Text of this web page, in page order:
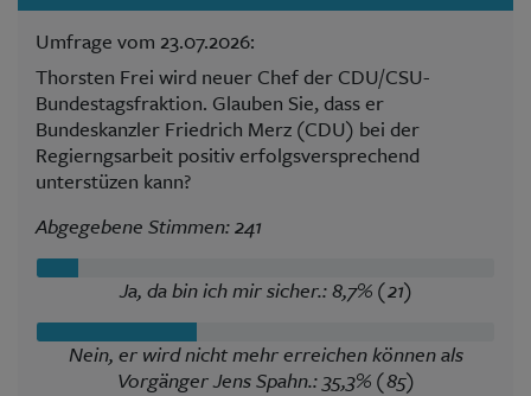
Umfrage vom 23.07.2026:
Thorsten Frei wird neuer Chef der CDU/CSU-
Bundestagsfraktion. Glauben Sie, dass er
Bundeskanzler Friedrich Merz (CDU) bei der
Regierngsarbeit positiv erfolgsversprechend
unterstüzen kann?
Abgegebene Stimmen: 241
Ja, da bin ich mir sicher.: 8,7% (21)
Nein, er wird nicht mehr erreichen können als
Vorgänger Jens Spahn.: 35,3% (85)